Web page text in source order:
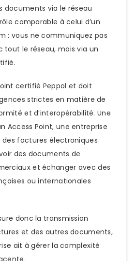
documents via le réseau
comparable à celui d’un
: vous ne communiquez pas
le réseau, mais via un
certifié Peppol et doit
strictes en matière de
et d’interopérabilité. Une
Access Point, une entreprise
factures électroniques
des documents de
et échanger avec des
ou internationales
donc la transmission
et des autres documents,
ait à gérer la complexité